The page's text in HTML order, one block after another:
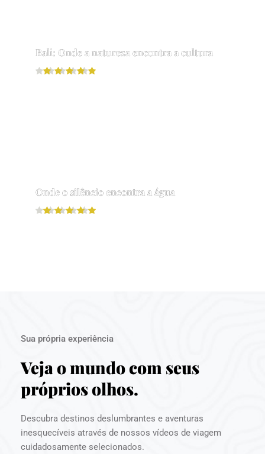
Bali: Onde a natureza encontra a cultura
Onde o silêncio encontra a água
Sua própria experiência
Veja o mundo com seus
próprios olhos.
Descubra destinos deslumbrantes e aventuras
inesquecíveis através de nossos vídeos de viagem
cuidadosamente selecionados.